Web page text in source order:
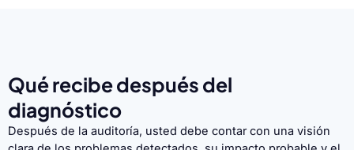
Qué recibe después del
diagnóstico
Después de la auditoría, usted debe contar con una visión